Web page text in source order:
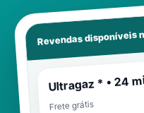
Revendas disponíveis
Ultragaz * • 24
Frete grátis